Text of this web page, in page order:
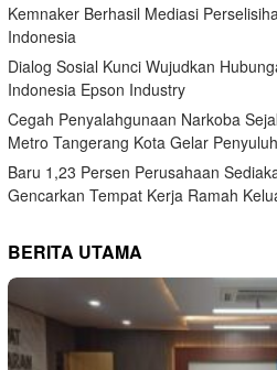
Kemnaker Berhasil Mediasi
Indonesia
Dialog Sosial Kunci Wujudkan
Indonesia Epson Industry
Cegah Penyalahgunaan Narkoba
Metro Tangerang Kota Gelar
Baru 1,23 Persen Perusahaan
Gencarkan Tempat Kerja Ramah
BERITA UTAMA